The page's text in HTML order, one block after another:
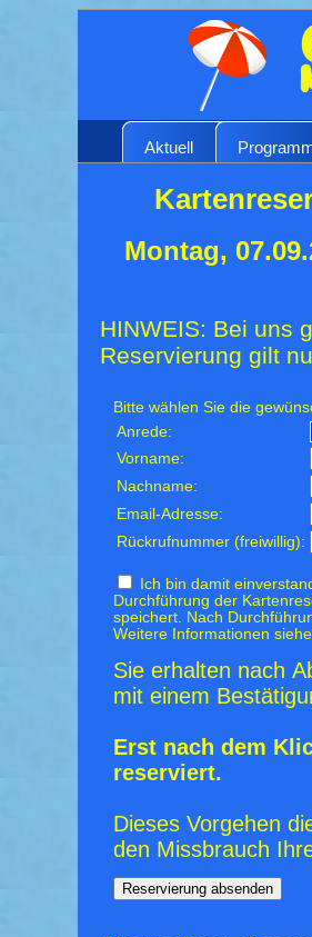
Aktuell
Montag,
HINWEIS: Bei uns
Reservierung gilt
Bitte wählen Sie die
Anrede:
Vorname:
Nachname:
Email-Adresse:
Rückrufnummer (freiwillig):
Ich bin damit
Durchführung der
speichert. Nach
Weitere Informationen siehe
Sie erhalten nach
mit einem
Erst nach dem
reserviert.
Dieses Vorgehen
den Missbrauch